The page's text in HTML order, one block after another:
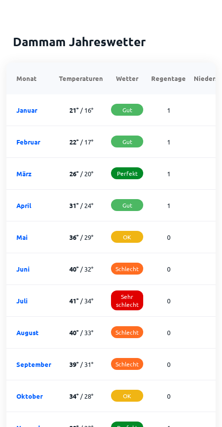
Dammam Jahreswetter
Monat Temperaturen Wetter Regentage
Januar 21°/16° Gut 1
Februar 22°/17° Gut 1
März 26°/20° Perfekt 1
April 31°/24° Gut 1
Mai 36°/29° OK 0
Juni 40°/32° Schlecht 0
Juli 41°/34°
Sehr
schlecht
0
August 40°/33° Schlecht 0
September 39°/31° Schlecht 0
Oktober 34°/28° OK 0